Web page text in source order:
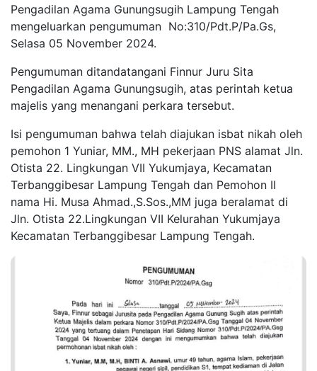
Pengadilan Agama Gunungsugih Lampung Tengah
mengeluarkan pengumuman No:310/Pdt.P/Pa.Gs,
Selasa 05 November 2024.
Pengumuman ditandatangani Finnur Juru Sita
Pengadilan Agama Gunungsugih, atas perintah ketua
majelis yang menangani perkara tersebut.
Isi pengumuman bahwa telah diajukan isbat nikah oleh
pemohon 1 Yuniar, MM., MH pekerjaan PNS alamat Jln.
Otista 22. Lingkungan VII Yukumjaya, Kecamatan
Terbanggibesar Lampung Tengah dan Pemohon II
nama Hi. Musa Ahmad.,S.Sos.,MM juga beralamat di
Jln. Otista 22.Lingkungan VII Kelurahan Yukumjaya
Kecamatan Terbanggibesar Lampung Tengah.